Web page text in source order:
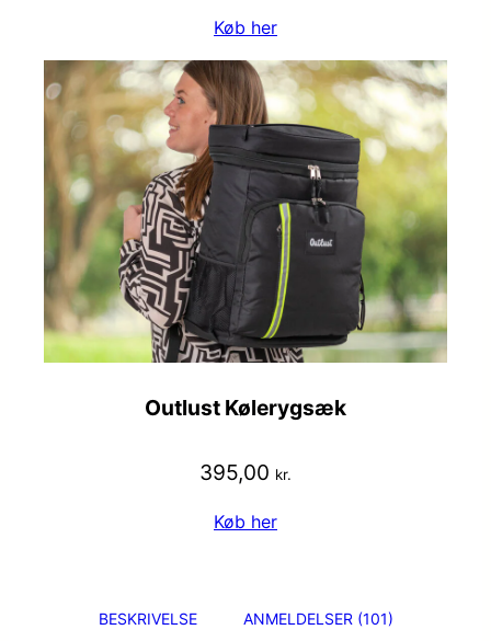
Køb her
Outlust Kølerygsæk
395,00 kr.
Køb her
BESKRIVELSE ANMELDELSER (101)